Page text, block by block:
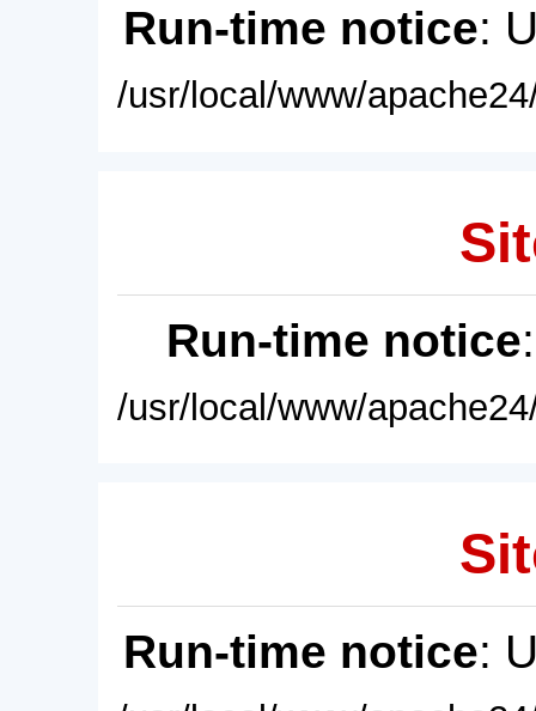
Run-time notice:
/usr/local/www/
Run-time notice
/usr/local/www/
Run-time notice: